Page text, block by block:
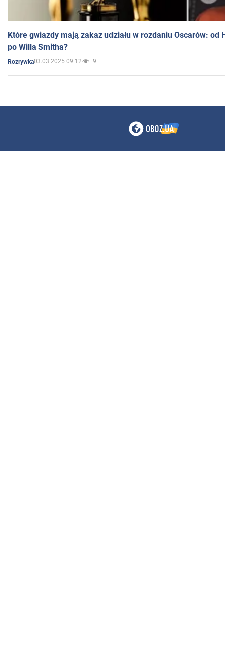
Które gwiazdy mają zakaz udziału w rozdaniu Oscarów: od
po Willa Smitha?
Rozrywka03.03.2025 09:12 9